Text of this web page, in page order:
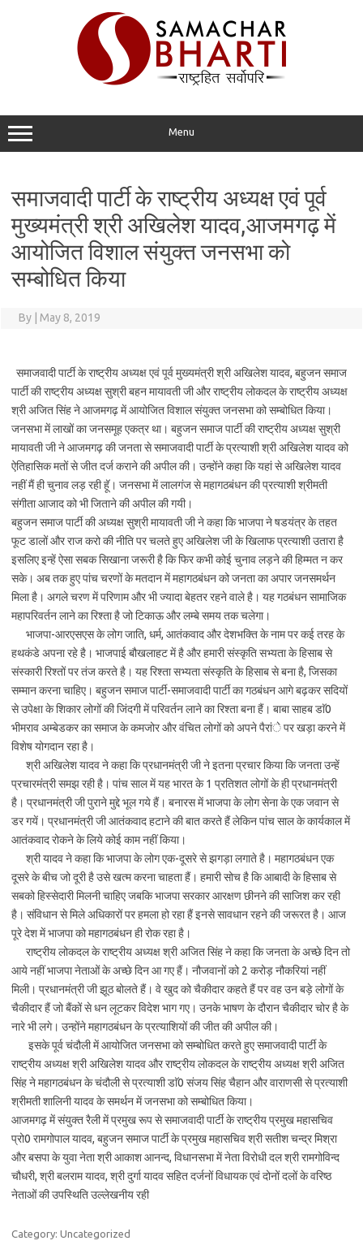
Menu
समाजवादी पार्टी के राष्ट्रीय अध्यक्ष एवं पूर्व
मुख्यमंत्री श्री अखिलेश यादव,आजमगढ़ में
आयोजित विशाल संयुक्त जनसभा को
सम्बोधित किया
By May 8, 2019
समाजवादी पार्टी के राष्ट्रीय अध्यक्ष एवं पूर्व मुख्यमंत्री श्री अखिलेश यादव, बहुजन समाज
पार्टी की राष्ट्रीय अध्यक्ष सुश्री बहन मायावती जी और राष्ट्रीय लोकदल के राष्ट्रीय अध्यक्ष
श्री अजित सिंह ने आजमगढ़ में आयोजित विशाल संयुक्त जनसभा को सम्बोधित किया।
जनसभा में लाखों का जनसमूह एकत्र था। बहुजन समाज पार्टी की राष्ट्रीय अध्यक्ष सुश्री
मायावती जी ने आजमगढ़ की जनता से समाजवादी पार्टी के प्रत्याशी श्री अखिलेश यादव को
ऐतिहासिक मतों से जीत दर्ज कराने की अपील की। उन्होंने कहा कि यहां से अखिलेश यादव
नहीं मैं ही चुनाव लड़ रही हॅू। जनसभा में लालगंज से महागठबंधन की प्रत्याशी श्रीमती
संगीता आजाद को भी जिताने की अपील की गयी।
बहुजन समाज पार्टी की अध्यक्ष सुश्री मायावती जी ने कहा कि भाजपा ने षडयंत्र के तहत
फूट डालों और राज करो की नीति पर चलते हुए अखिलेश जी के खिलाफ प्रत्याशी उतारा है
इसलिए इन्हें ऐसा सबक सिखाना जरूरी है कि फिर कभी कोई चुनाव लड़ने की हिम्मत न कर
सके। अब तक हुए पांच चरणों के मतदान में महागठबंधन को जनता का अपार जनसमर्थन
मिला है। अगले चरण में परिणाम और भी ज्यादा बेहतर रहने वाले है। यह गठबंधन सामाजिक
महापरिवर्तन लाने का रिश्ता है जो टिकाऊ और लम्बे समय तक चलेगा।
भाजपा-आरएसएस के लोग जाति, धर्म, आतंकवाद और देशभक्ति के नाम पर कई तरह के
हथकंडे अपना रहे है। भाजपाई बौखलाहट में है और हमारी संस्कृति सभ्यता के हिसाब से
संस्कारी रिश्तों पर तंज करते है। यह रिश्ता सभ्यता संस्कृति के हिसाब से बना है, जिसका
सम्मान करना चाहिए। बहुजन समाज पार्टी-समाजवादी पार्टी का गठबंधन आगे बढ़कर सदियों
से उपेक्षा के शिकार लोगों की जिंदगी में परिवर्तन लाने का रिश्ता बना हैं। बाबा साहब डाॅ0
भीमराव अम्बेडकर का समाज के कमजोर और वंचित लोगों को अपने पैरांे पर खड़ा करने में
विशेष योगदान रहा है।
श्री अखिलेश यादव ने कहा कि प्रधानमंत्री जी ने इतना प्रचार किया कि जनता उन्हें
प्रचारमंत्री समझ रही है। पांच साल में यह भारत के 1 प्रतिशत लोगों के ही प्रधानमंत्री
है। प्रधानमंत्री जी पुराने मुद्दे भूल गये हैं। बनारस में भाजपा के लोग सेना के एक जवान से
डर गयें। प्रधानमंत्री जी आतंकवाद हटाने की बात करते हैं लेकिन पांच साल के कार्यकाल में
आतंकवाद रोकने के लिये कोई काम नहीं किया।
श्री यादव ने कहा कि भाजपा के लोग एक-दूसरे से झगड़ा लगाते है। महागठबंधन एक
दूसरे के बीच जो दूरी है उसे खत्म करना चाहता हैं। हमारी सोच है कि आबादी के हिसाब से
सबको हिस्सेदारी मिलनी चाहिए जबकि भाजपा सरकार आरक्षण छीनने की साजिश कर रही
है। संविधान से मिले अधिकारों पर हमला हो रहा हैं इनसे सावधान रहने की जरूरत है। आज
पूरे देश में भाजपा को महागठबंधन ही रोक रहा है।
राष्ट्रीय लोकदल के राष्ट्रीय अध्यक्ष श्री अजित सिंह ने कहा कि जनता के अच्छे दिन तो
आये नहीं भाजपा नेताओं के अच्छे दिन आ गए हैं। नौजवानों को 2 करोड़ नौकरियां नहीं
मिली। प्रधानमंत्री जी झूठ बोलते हैं। वे खुद को चैकीदार कहते हैं पर वह उन बड़े लोगों के
चैकीदार हैं जो बैंकों से धन लूटकर विदेश भाग गए। उनके भाषण के दौरान चैकीदार चोर है के
नारे भी लगे। उन्होंने महागठबंधन के प्रत्याशियों की जीत की अपील की।
इसके पूर्व चंदौली में आयोजित जनसभा को सम्बोधित करते हुए समाजवादी पार्टी के
राष्ट्रीय अध्यक्ष श्री अखिलेश यादव और राष्ट्रीय लोकदल के राष्ट्रीय अध्यक्ष श्री अजित
सिंह ने महागठबंधन के चंदौली से प्रत्याशी डाॅ0 संजय सिंह चैहान और वाराणसी से प्रत्याशी
श्रीमती शालिनी यादव के समर्थन में जनसभा को सम्बोधित किया।
आजमगढ़ में संयुक्त रैली में प्रमुख रूप से समाजवादी पार्टी के राष्ट्रीय प्रमुख महासचिव
प्रो0 रामगोपाल यादव, बहुजन समाज पार्टी के प्रमुख महासचिव श्री सतीश चन्द्र मिश्रा
और बसपा के युवा नेता श्री आकाश आनन्द, विधानसभा में नेता विरोधी दल श्री रामगोविन्द
चौधरी, श्री बलराम यादव, श्री दुर्गा यादव सहित दर्जनों विधायक एवं दोनों दलों के वरिष्ठ
नेताओं की उपस्थिति उल्लेखनीय रही
Category: Uncategorized